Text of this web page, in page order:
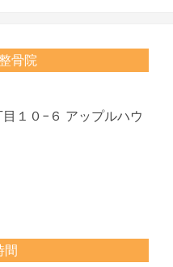
骨院
１０−６ アップルハウ
間